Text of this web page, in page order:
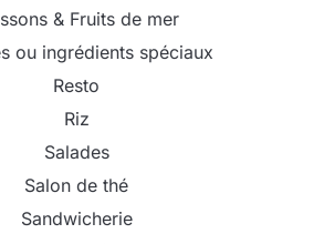
& Fruits de mer
ou ingrédients spéciaux
Resto
Riz
Salades
Salon de thé
Sandwicherie